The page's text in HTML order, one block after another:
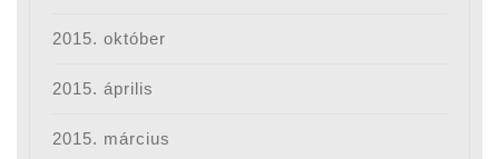
2015. október
2015. április
2015. március